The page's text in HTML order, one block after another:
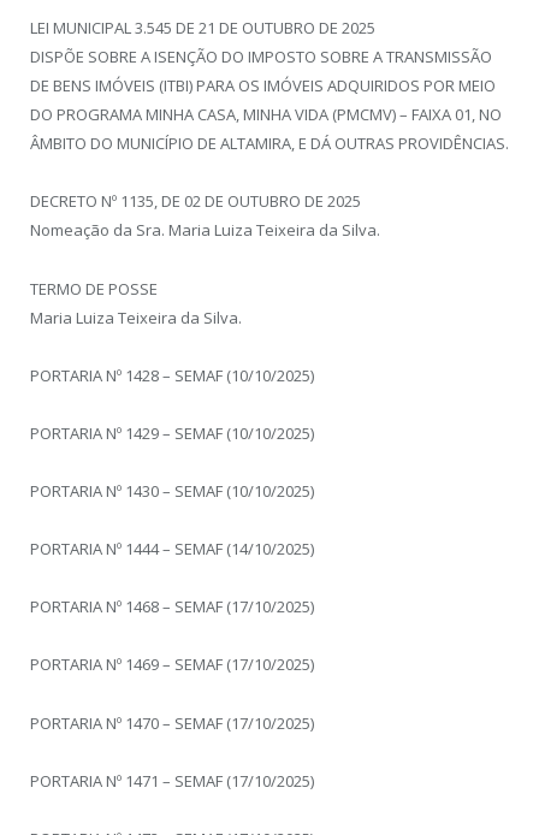
LEI MUNICIPAL 3.545 DE 21 DE OUTUBRO DE 2025
DISPÕE SOBRE A ISENÇÃO DO IMPOSTO SOBRE A TRANSMISSÃO
DE BENS IMÓVEIS (ITBI) PARA OS IMÓVEIS ADQUIRIDOS POR MEIO
DO PROGRAMA MINHA CASA, MINHA VIDA (PMCMV) – FAIXA 01, NO
ÂMBITO DO MUNICÍPIO DE ALTAMIRA, E DÁ OUTRAS PROVIDÊNCIAS.
DECRETO Nº 1135, DE 02 DE OUTUBRO DE 2025
Nomeação da Sra. Maria Luiza Teixeira da Silva.
TERMO DE POSSE
Maria Luiza Teixeira da Silva.
PORTARIA Nº 1428 – SEMAF (10/10/2025)
PORTARIA Nº 1429 – SEMAF (10/10/2025)
PORTARIA Nº 1430 – SEMAF (10/10/2025)
PORTARIA Nº 1444 – SEMAF (14/10/2025)
PORTARIA Nº 1468 – SEMAF (17/10/2025)
PORTARIA Nº 1469 – SEMAF (17/10/2025)
PORTARIA Nº 1470 – SEMAF (17/10/2025)
PORTARIA Nº 1471 – SEMAF (17/10/2025)